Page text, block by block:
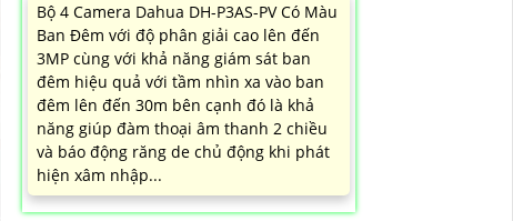
Bộ 4 Camera Dahua DH-P3AS-PV Có Màu
Ban Đêm với độ phân giải cao lên đến
3MP cùng với khả năng giám sát ban
đêm hiệu quả với tầm nhìn xa vào ban
đêm lên đến 30m bên cạnh đó là khả
năng giúp đàm thoại âm thanh 2 chiều
và báo động răng de chủ động khi phát
hiện xâm nhập...